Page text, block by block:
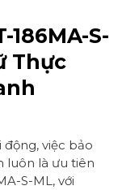
S-
Thực
việc bảo
luôn là ưu tiên
S-ML, với